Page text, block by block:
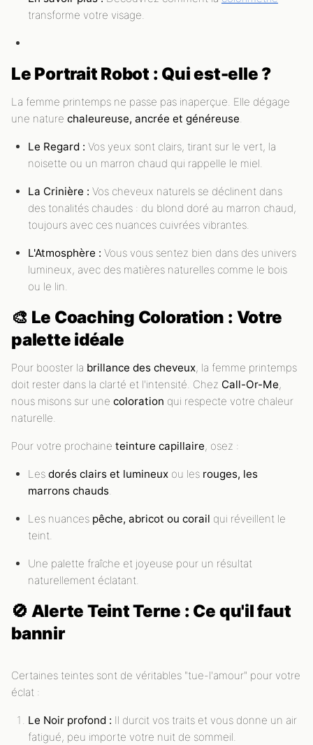
transforme votre visage.
Le Portrait Robot : Qui est-elle ?
La femme printemps ne passe pas inaperçue. Elle dégage
une nature chaleureuse, ancrée et généreuse.
Le Regard : Vos yeux sont clairs, tirant sur le vert, la
noisette ou un marron chaud qui rappelle le miel.
La Crinière : Vos cheveux naturels se déclinent dans
des tonalités chaudes : du blond doré au marron chaud,
toujours avec ces nuances cuivrées vibrantes.
L'Atmosphère : Vous vous sentez bien dans des univers
lumineux, avec des matières naturelles comme le bois
ou le lin.
🎨 Le Coaching Coloration : Votre
palette idéale
Pour booster la brillance des cheveux, la femme printemps
doit rester dans la clarté et l'intensité. Chez Call-Or-Me,
nous misons sur une coloration qui respecte votre chaleur
naturelle.
Pour votre prochaine teinture capillaire, osez :
Les dorés clairs et lumineux ou les rouges, les
marrons chauds.
Les nuances pêche, abricot ou corail qui réveillent le
teint.
Une palette fraîche et joyeuse pour un résultat
naturellement éclatant.
🚫 Alerte Teint Terne : Ce qu'il faut
bannir
Certaines teintes sont de véritables "tue-l'amour" pour votre
éclat :
Le Noir profond : Il durcit vos traits et vous donne un air
fatigué, peu importe votre nuit de sommeil.